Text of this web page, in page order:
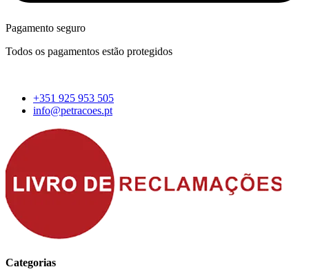
Pagamento seguro
Todos os pagamentos estão protegidos
+351 925 953 505
info@petracoes.pt
Categorias